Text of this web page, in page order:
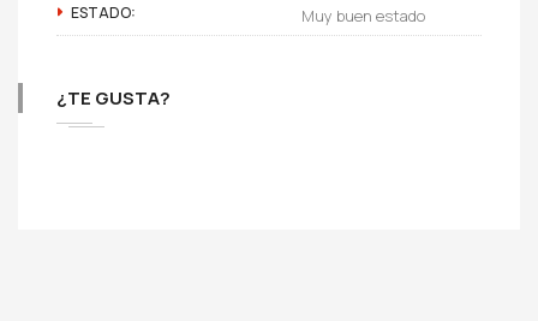
ESTADO: Muy buen estado
¿TE GUSTA?